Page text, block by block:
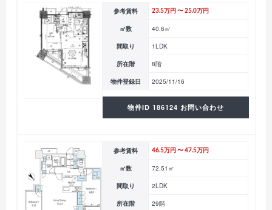
参考賃料 23.5万円 〜 25.0万円
㎡数 40.6㎡
間取り 1LDK
所在階 8階
物件登録日 2025/11/16
物件ID 186124 お問い合わせ
参考賃料 46.5万円 〜 47.5万円
㎡数 72.51㎡
間取り 2LDK
所在階 29階